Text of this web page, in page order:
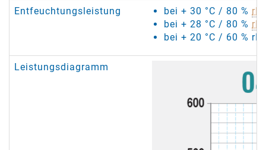
Entfeuchtungsleistung bei + 30 °C / 80 % rF
bei + 28 °C / 80 % rF
bei + 20 °C / 60 %
Leistungsdiagramm